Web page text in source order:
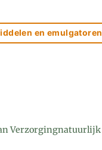
en emulgatoren
Verzorgingnatuurlijk